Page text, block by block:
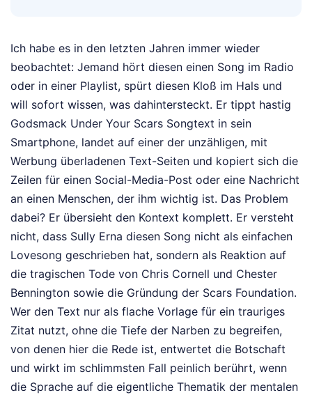
Ich habe es in den letzten Jahren immer wieder
beobachtet: Jemand hört diesen einen Song im Radio
oder in einer Playlist, spürt diesen Kloß im Hals und
will sofort wissen, was dahintersteckt. Er tippt hastig
Godsmack Under Your Scars Songtext in sein
Smartphone, landet auf einer der unzähligen, mit
Werbung überladenen Text-Seiten und kopiert sich die
Zeilen für einen Social-Media-Post oder eine Nachricht
an einen Menschen, der ihm wichtig ist. Das Problem
dabei? Er übersieht den Kontext komplett. Er versteht
nicht, dass Sully Erna diesen Song nicht als einfachen
Lovesong geschrieben hat, sondern als Reaktion auf
die tragischen Tode von Chris Cornell und Chester
Bennington sowie die Gründung der Scars Foundation.
Wer den Text nur als flache Vorlage für ein trauriges
Zitat nutzt, ohne die Tiefe der Narben zu begreifen,
von denen hier die Rede ist, entwertet die Botschaft
und wirkt im schlimmsten Fall peinlich berührt, wenn
die Sprache auf die eigentliche Thematik der mentalen